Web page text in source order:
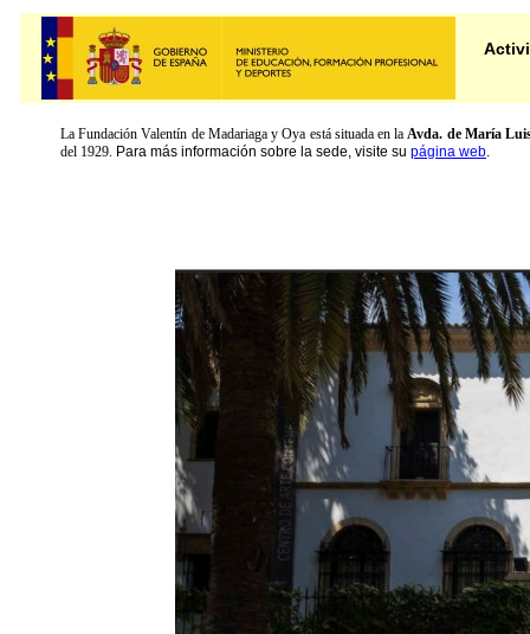
La Fundación Valentín de Madariaga y Oya está situada en laAvda. de María
del 1929. Para más información sobre la sede, visite su página web.